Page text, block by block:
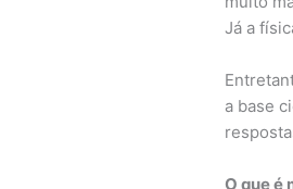
Já a
a base
O que é